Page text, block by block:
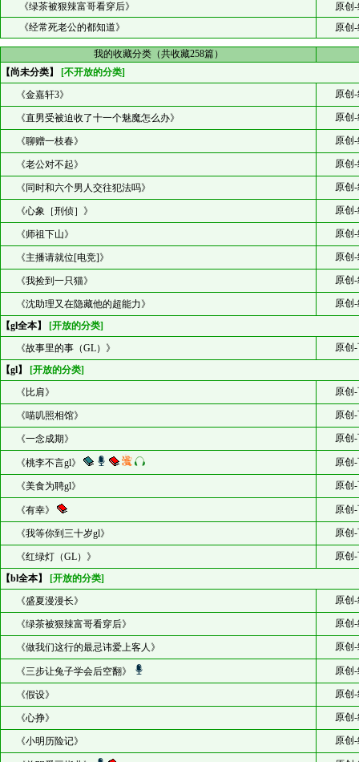
《绿茶被狠辣富哥看穿后》
原创
《经常死老公的都知道》
原创
我的收藏分类（共收藏258篇）
【尚未分类】
[不开放的分类]
《金嘉轩3》
原创
《直男受被迫收了十一个魅魔怎么办》 原创
《聊赠一枝春》 原创
《老公对不起》 原创
《同时和六个男人交往犯法吗》 原创
《心象［刑侦］》 原创
《师祖下山》 原创
《主播请就位[电竞]》 原创
《我捡到一只猫》 原创
《沈助理又在隐藏他的超能力》
原创
【gl全本】
[开放的分类]
《故事里的事（GL）》
原创
【gl】
[开放的分类]
《比肩》
原创
《喵叽照相馆》 原创
《一念成期》 原创
《桃李不言gl》 原创
《美食为聘gl》 原创
《有幸》 原创
《我等你到三十岁gl》 原创
《红绿灯（GL）》
原创
【bl全本】
[开放的分类]
《盛夏漫漫长》
原创
《绿茶被狠辣富哥看穿后》 原创
《做我们这行的最忌讳爱上客人》 原创
《三步让兔子学会后空翻》 原创
《假设》 原创
《心挣》 原创
《小明历险记》 原创